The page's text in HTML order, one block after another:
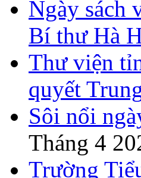
Ngày sách
Bí thư Hà
Thư viện
quyết
Sôi nổi
Tháng 4
Trường